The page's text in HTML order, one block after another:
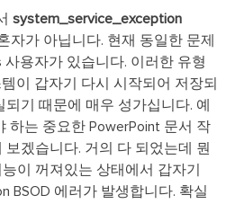
system_service_exception
자가 아닙니다. 현재 동일한 문제
용자가 있습니다. 이러한 유형
이 갑자기 다시 시작되어 저장되
기 때문에 매우 성가십니다. 예
하는 중요한 PowerPoint 문서 작
겠습니다. 거의 다 되었는데 뭔
이 꺼져있는 상태에서 갑자기
BSOD 에러가 발생합니다. 확실